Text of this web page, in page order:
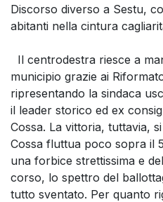
Discorso diverso a Sestu,
abitanti nella cintura
Il centrodestra riesce a
municipio grazie ai
ripresentando la sindaca
il leader storico ed ex
Cossa. La vittoria, tuttavia,
Cossa fluttua poco sopra il
una forbice strettissima e
corso, lo spettro del
tutto sventato. Per quanto